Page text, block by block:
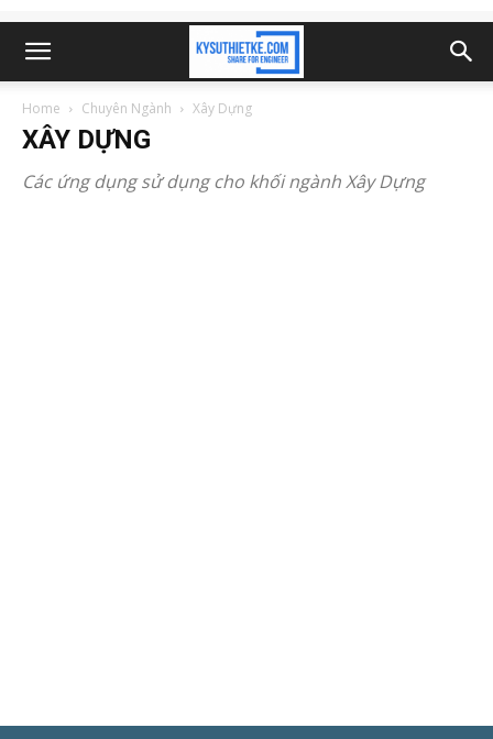
Home Chuyên Ngành Xây Dựng
XÂY DỰNG
Các ứng dụng sử dụng cho khối ngành Xây Dựng